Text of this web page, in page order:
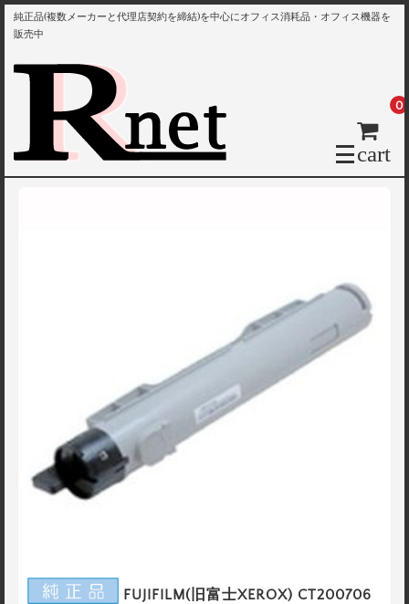
純正品(複数メーカーと代理店契約を締結)を中心にオフィス消耗品・オフィス機器を
販売中
cart
0
FUJIFILM(旧富士XEROX) CT200706